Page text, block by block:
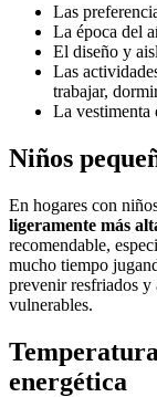
Las
La época del
El diseño y
Las
trabajar,
La vestimenta
Niños
En hogares con
ligeramente más
recomendable,
mucho tiempo
prevenir resfriados y
vulnerables.
energética